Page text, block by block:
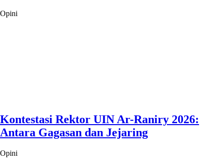
Opini
Kontestasi Rektor UIN Ar-Raniry 2026:
Antara Gagasan dan Jejaring
Opini